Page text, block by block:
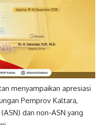
menyampaikan apresiasi
Pemprov Kaltara,
dan non-ASN yang